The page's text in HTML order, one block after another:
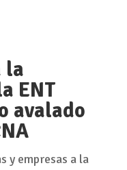
la
ENT
avalado
y empresas a la